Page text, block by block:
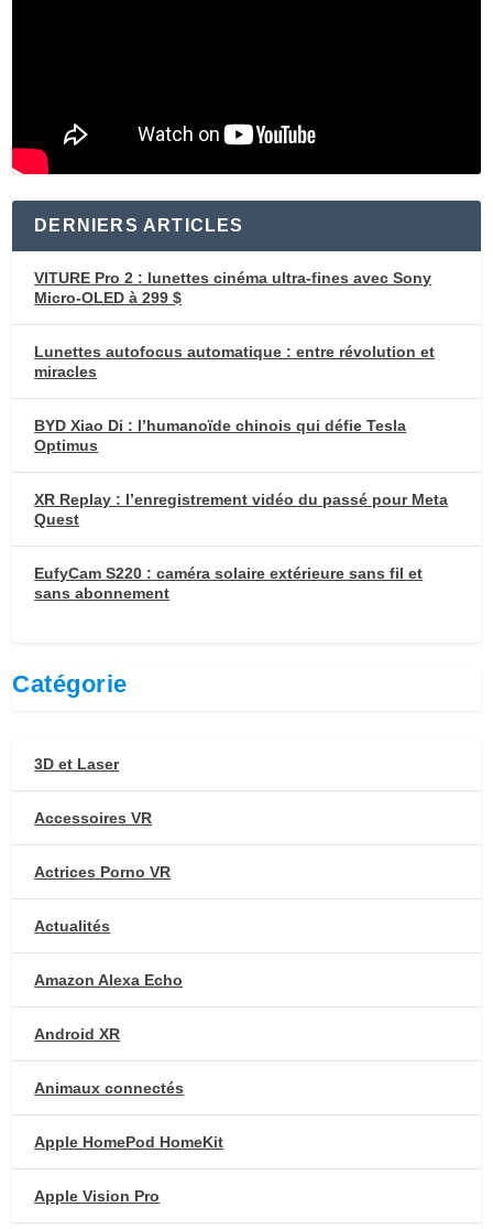
DERNIERS ARTICLES
VITURE Pro 2 : lunettes cinéma ultra-fines avec Sony
Micro-OLED à 299 $
Lunettes autofocus automatique : entre révolution et
miracles
BYD Xiao Di : l’humanoïde chinois qui défie Tesla
Optimus
XR Replay : l’enregistrement vidéo du passé pour Meta
Quest
EufyCam S220 : caméra solaire extérieure sans fil et
sans abonnement
Catégorie
3D et Laser
Accessoires VR
Actrices Porno VR
Actualités
Amazon Alexa Echo
Android XR
Animaux connectés
Apple HomePod HomeKit
Apple Vision Pro